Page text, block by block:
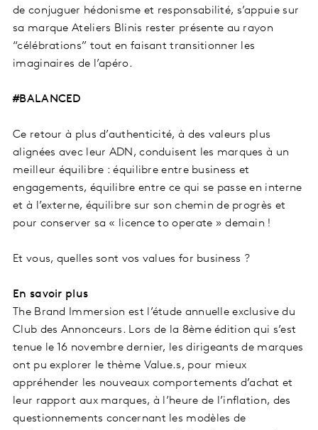
de conjuguer hédonisme et responsabilité, s’appuie sur
sa marque Ateliers Blinis rester présente au rayon
“célébrations” tout en faisant transitionner les
imaginaires de l’apéro.
#BALANCED
Ce retour à plus d’authenticité, à des valeurs plus
alignées avec leur ADN, conduisent les marques à un
meilleur équilibre : équilibre entre business et
engagements, équilibre entre ce qui se passe en interne
et à l’externe, équilibre sur son chemin de progrès et
pour conserver sa « licence to operate » demain !
Et vous, quelles sont vos values for business ?
En savoir plus
The Brand Immersion est l’étude annuelle exclusive du
Club des Annonceurs. Lors de la 8ème édition qui s’est
tenue le 16 novembre dernier, les dirigeants de marques
ont pu explorer le thème Value.s, pour mieux
appréhender les nouveaux comportements d’achat et
leur rapport aux marques, à l’heure de l’inflation, des
questionnements concernant les modèles de